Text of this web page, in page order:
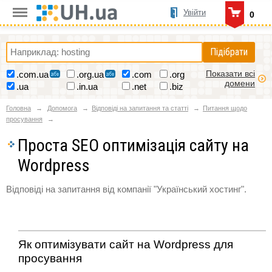
0
Увійти
Підібрати
.com.ua .org.ua .com
.org
.ua
.in.ua .net .biz
Показати всі
домени
Головна Допомога Відповіді на запитання та статті
Питання щодо
просування
Проста SEO оптимізація сайту на
Wordpress
Відповіді на запитання від компанії "Український хостинг".
Як оптимізувати сайт на Wordpress для
просування